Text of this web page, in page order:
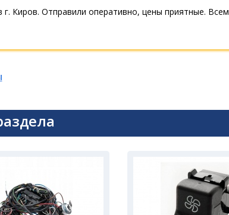
г. Киров. Отправили оперативно, цены приятные. Всем